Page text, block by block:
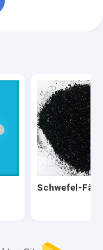
Schwefel-